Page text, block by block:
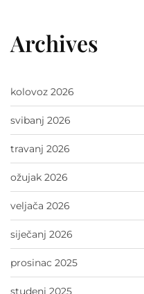
Archives
kolovoz 2026
svibanj 2026
travanj 2026
ožujak 2026
veljača 2026
siječanj 2026
prosinac 2025
studeni 2025